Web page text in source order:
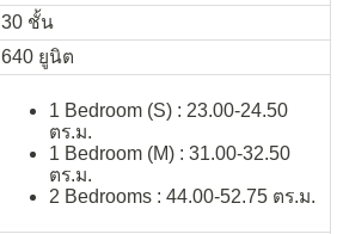
30 ชั้น
640 ยูนิต
1 Bedroom (S) : 23.00-24.50
ตร.ม.
1 Bedroom (M) : 31.00-32.50
ตร.ม.
2 Bedrooms : 44.00-52.75 ตร.ม.